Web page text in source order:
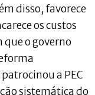
disso, favorece
os custos
que o governo
a PEC
sistemática do